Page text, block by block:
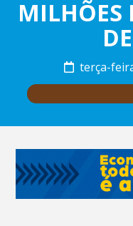
MILHÕES
terça-